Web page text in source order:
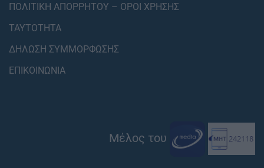
ΠΟΛΙΤΙΚΗ ΑΠΟΡΡΗΤΟΥ – ΟΡΟΙ ΧΡΗΣΗΣ
ΤΑΥΤΟΤΗΤΑ
ΔΗΛΩΣΗ ΣΥΜΜΟΡΦΩΣΗΣ
ΕΠΙΚΟΙΝΩΝΙΑ
Μέλος του